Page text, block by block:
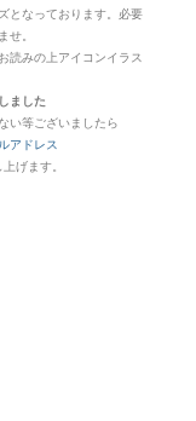
となっております。必要
せ。
読みの上アイコンイラス
ました
い等ございましたら
アドレス
げます。